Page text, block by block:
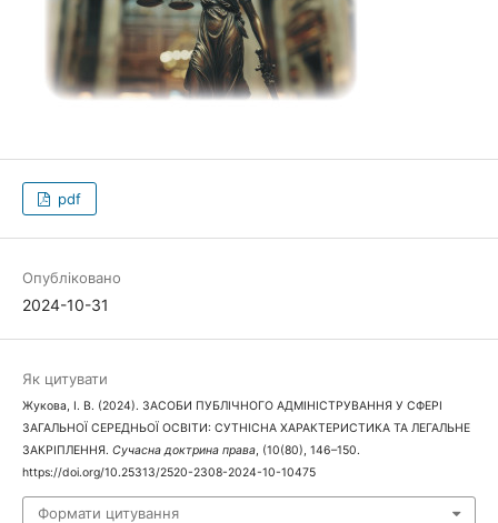
pdf
Опубліковано
2024-10-31
Як цитувати
Жукова, І. В. (2024). ЗАСОБИ ПУБЛІЧНОГО АДМІНІСТРУВАННЯ У СФЕРІ
ЗАГАЛЬНОЇ СЕРЕДНЬОЇ ОСВІТИ: СУТНІСНА ХАРАКТЕРИСТИКА ТА ЛЕГАЛЬНЕ
ЗАКРІПЛЕННЯ. Сучасна доктрина права, (10(80), 146–150.
https://doi.org/10.25313/2520-2308-2024-10-10475
Формати цитування